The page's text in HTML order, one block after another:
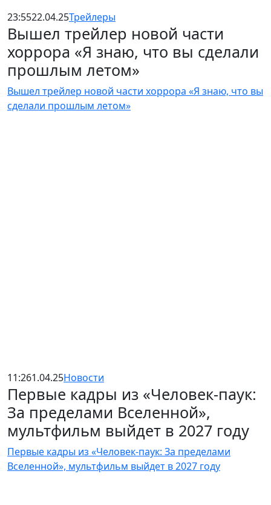
23:5522.04.25Трейлеры
Вышел трейлер новой части
хоррора «Я знаю, что вы сделали
прошлым летом»
Вышел трейлер новой части хоррора «Я знаю, что вы
сделали прошлым летом»
11:261.04.25Новости
Первые кадры из «Человек-паук:
За пределами Вселенной»,
мультфильм выйдет в 2027 году
Первые кадры из «Человек-паук: За пределами
Вселенной», мультфильм выйдет в 2027 году